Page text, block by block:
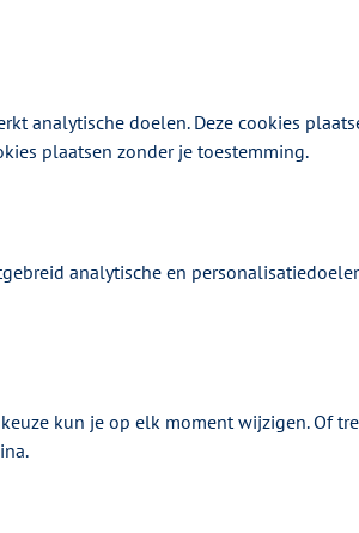
een Aanvullend Zorg- en
september - zetten alle partijen
die een positieve impact
zijn er pluspunten voor
analytische doelen. Deze cookies
plaatsen zonder je toestemming.
analytische en
kun je op elk moment wijzigen. Of